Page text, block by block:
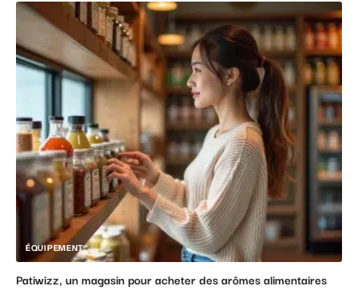
ÉQUIPEMENT
Patiwizz, un magasin pour acheter des arômes alimentaires